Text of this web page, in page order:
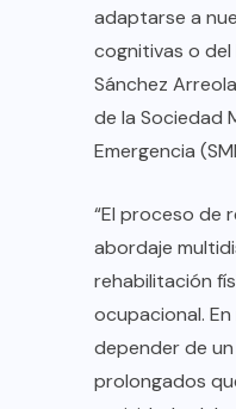
adaptarse a
cognitivas o del
Sánchez
de la Sociedad
Emergencia
“El proceso de
abordaje
rehabilitación
ocupacional.
depender de
prolongados